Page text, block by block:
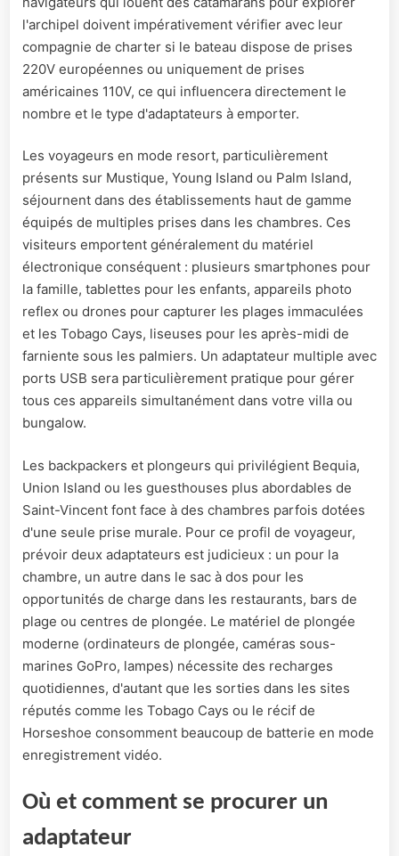
l'archipel doivent impérativement vérifier avec leur
compagnie de charter si le bateau dispose de prises
220V européennes ou uniquement de prises
américaines 110V, ce qui influencera directement le
nombre et le type d'adaptateurs à emporter.
Les voyageurs en mode resort, particulièrement
présents sur Mustique, Young Island ou Palm Island,
séjournent dans des établissements haut de gamme
équipés de multiples prises dans les chambres. Ces
visiteurs emportent généralement du matériel
électronique conséquent : plusieurs smartphones pour
la famille, tablettes pour les enfants, appareils photo
reflex ou drones pour capturer les plages immaculées
et les Tobago Cays, liseuses pour les après-midi de
farniente sous les palmiers. Un adaptateur multiple avec
ports USB sera particulièrement pratique pour gérer
tous ces appareils simultanément dans votre villa ou
bungalow.
Les backpackers et plongeurs qui privilégient Bequia,
Union Island ou les guesthouses plus abordables de
Saint-Vincent font face à des chambres parfois dotées
d'une seule prise murale. Pour ce profil de voyageur,
prévoir deux adaptateurs est judicieux : un pour la
chambre, un autre dans le sac à dos pour les
opportunités de charge dans les restaurants, bars de
plage ou centres de plongée. Le matériel de plongée
moderne (ordinateurs de plongée, caméras sous-
marines GoPro, lampes) nécessite des recharges
quotidiennes, d'autant que les sorties dans les sites
réputés comme les Tobago Cays ou le récif de
Horseshoe consomment beaucoup de batterie en mode
enregistrement vidéo.
Où et comment se procurer un
adaptateur